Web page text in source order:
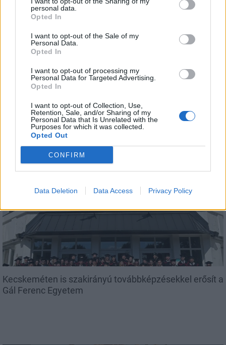
personal data.
Opted In
I want to opt-out of the Sale of my
Personal Data.
Opted In
I want to opt-out of processing my
Personal Data for Targeted Advertising.
Opted In
I want to opt-out of Collection, Use,
Retention, Sale, and/or Sharing of my
Personal Data that Is Unrelated with the
Purposes for which it was collected.
Opted Out
CONFIRM
Data Deletion Data Access Privacy Policy
AJÁNLJUK MÉG
Megérkezett az eső a Duna vízgyűjtőjére
Kecskeméten is szakirányú továbbképzésekkel erősít a
Gál Ferenc Egyetem